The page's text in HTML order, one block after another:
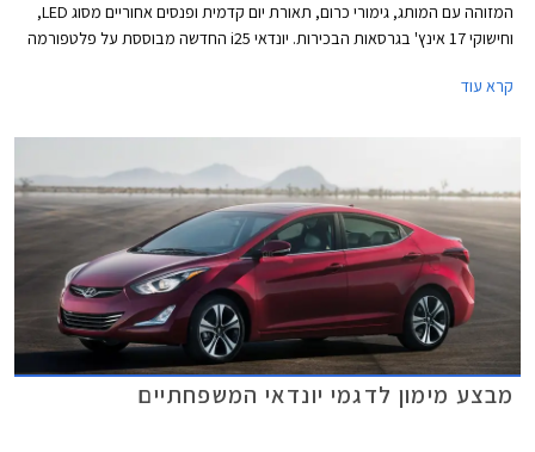
המזוהה עם המותג, גימורי כרום, תאורת יום קדמית ופנסים אחוריים מסוג LED,
וחישוקי 17 אינץ' בגרסאות הבכירות. יונדאי i25 החדשה מבוססת על פלטפורמה
ונעימה יותר. בנוסף הותקנה מערכת היגוי חשמלית חדשה ויעילה התורמת
תא נוסעים מרווח יותר הודות לגידול קל במידות. בפיתוח יונדאי i25 אקסנט 2018
החדשה הושם דגש על הנדסת אנוש ושימוש בחומרים איכותיים ביחס למקובל
בקטגוריה.
קרא עוד
מבצע מימון לדגמי יונדאי המשפחתיים